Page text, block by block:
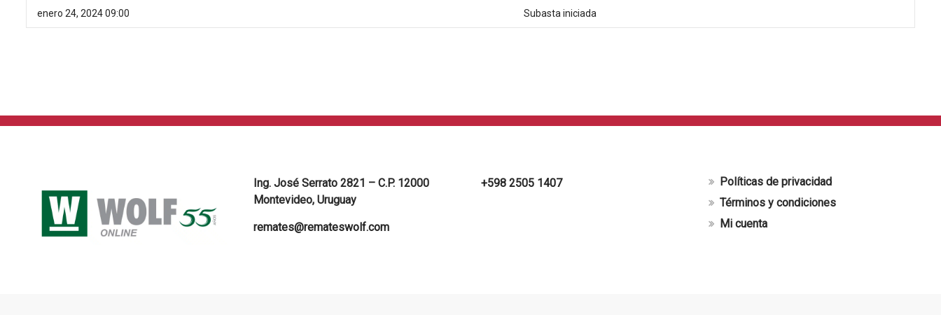
enero 24, 2024 09:00
Subasta iniciada
Ing. José Serrato 2821 – C.P. 12000
Montevideo, Uruguay
remates@remateswolf.com
+598 2505 1407
Políticas de privacidad
Términos y condiciones
Mi cuenta